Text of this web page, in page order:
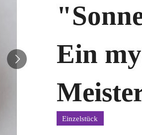
Ein
Einzelstück